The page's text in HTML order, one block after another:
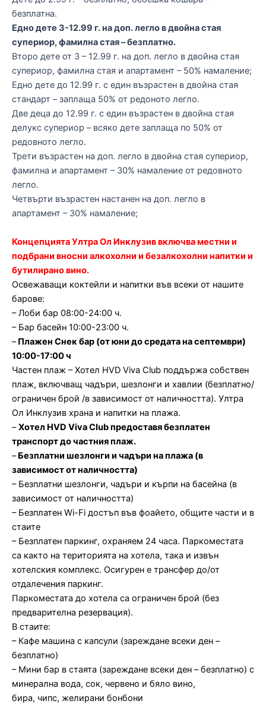
безплатна.
Едно дете 3-12.99 г. на доп. легло в двойна стая
супериор, фамилна стая – безплатно.
Второ дете от 3 – 12.99 г. на доп. легло в двойна стая
супериор, фамилна стая и апартамент – 50% намаление;
Едно дете до 12.99 г. с един възрастен в двойна стая
стандарт – заплаща 50% от редоното легло.
Две деца до 12.99 г. с един възрастен в двойна стая
делукс супериор – всяко дете заплаща по 50% от
редовното легло.
Трети възрастен на доп. легло в двойна стая супериор,
фамилна и апартамент – 30% намаление от редовното
легло.
Четвърти възрастен настанен на доп. легло в
апартамент – 30% намаление;
Концепцията Ултра Ол Инклузив включва местни и
подбрани вносни алкохолни и безалкохолни напитки и
бутилирано вино.
Освежаващи коктейли и напитки във всеки от нашите
барове:
– Лоби бар 08:00-24:00 ч.
– Бар басейн 10:00-23:00 ч.
–Плажен Снек бар (от юни до средата на септември)
10:00-17:00 ч
Частен плаж – Хотел HVD Viva Club поддържа собствен
плаж, включващ чадъри, шезлонги и хавлии (безплатно/
ограничен брой /в зависимост от наличността). Ултра
Ол Инклузив храна и напитки на плажа.
–Хотел HVD Viva Club предоставя безплатен
транспорт до частния плаж.
–Безплатни шезлонги и чадъри на плажа (в
зависимост от наличността)
– Безплатни шезлонги, чадъри и кърпи на басейна (в
зависимост от наличността)
– Безплатен Wi-Fi достъп във фоайето, общите части и в
стаите
– Безплатен паркинг, охраняем 24 часа. Паркоместата
са както на територията на хотела, така и извън
хотелския комплекс. Осигурен е трансфер до/от
отдалечения паркинг.
Паркоместата до хотела са ограничен брой (без
предварителна резервация).
В стаите:
– Кафе машина с капсули (зареждане всеки ден –
безплатно)
– Мини бар в стаята (зареждане всеки ден – безплатно) с
минерална вода, сок, червено и бяло вино,
бира, чипс, желирани бонбони